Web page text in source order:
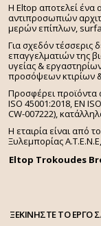
H Eltop αποτελεί
αντιπροσωπιών
μερών επίπλων,
Για σχεδόν τέσσερις
επαγγελματιών της
υγείας &
προσόψεων κτιρίων
Προσφέρει προϊόντα
ISO 45001:2018, EN
CW-007222),
Η εταιρία είναι από
Ξυλεμπορίας
Eltop Trokoudes
ΞΕΚΙΝΗΣΤΕ ΤΟ ΕΡΓΟ